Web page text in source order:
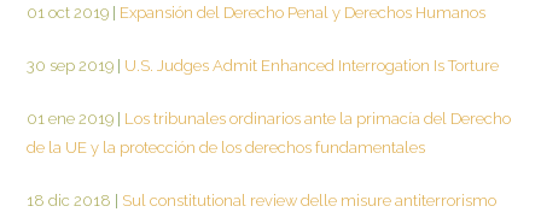
01 oct 2019 Expansión del Derecho Penal y Derechos Humanos
30 sep 2019 U.S. Judges Admit Enhanced Interrogation Is Torture
01 ene 2019
Los tribunales ordinarios ante la primacía del Derecho
de la UE y la protección de los derechos fundamentales
18 dic 2018 Sul constitutional review delle misure antiterrorismo